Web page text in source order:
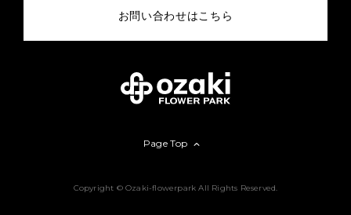
お問い合わせはこちら
Copyright © Ozaki-flowerpark All Rights Reserved.
Page Top